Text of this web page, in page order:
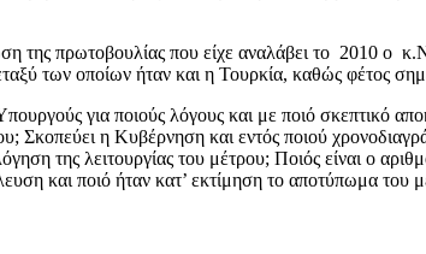
της πρωτοβουλίας που είχε αναλάβει το 2010 ο
των οποίων ήταν και η Τουρκία, καθώς φέτος
για ποιούς λόγους και με ποιό
Σκοπεύει η Κυβέρνηση και εντός ποιού
της λειτουργίας του μέτρου; Ποιός είναι ο
και ποιό ήταν κατ’ εκτίμηση το αποτύπωμα του